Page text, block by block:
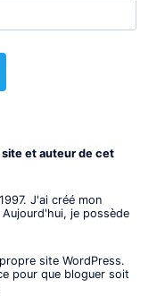
et auteur de cet
J'ai créé mon
je possède
site WordPress.
pour que bloguer soit